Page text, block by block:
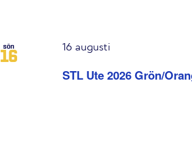
sön
16
STL Ute 2026 Grön/
16 augusti